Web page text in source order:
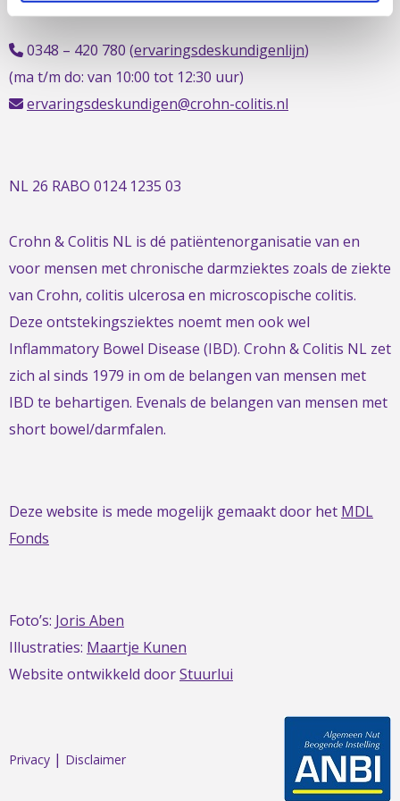
info@crohn-colitis.nl
0348 – 420 780 (ervaringsdeskundigenlijn)
(ma t/m do: van 10:00 tot 12:30 uur)
ervaringsdeskundigen@crohn-colitis.nl
NL 26 RABO 0124 1235 03
Crohn & Colitis NL is dé patiëntenorganisatie van en
voor mensen met chronische darmziektes zoals de ziekte
van Crohn, colitis ulcerosa en microscopische colitis.
Deze ontstekingsziektes noemt men ook wel
Inflammatory Bowel Disease (IBD). Crohn & Colitis NL zet
zich al sinds 1979 in om de belangen van mensen met
IBD te behartigen. Evenals de belangen van mensen met
short bowel/darmfalen.
Deze website is mede mogelijk gemaakt door het MDL
Fonds
Foto’s: Joris Aben
Illustraties: Maartje Kunen
Website ontwikkeld doorStuurlui
Privacy | Disclaimer